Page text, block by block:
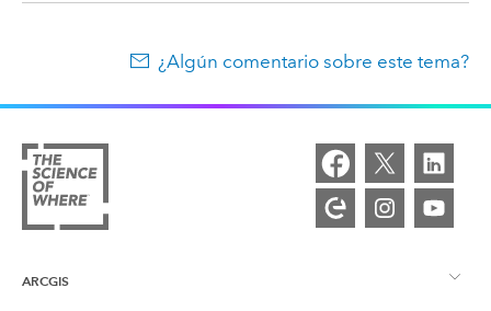
¿Algún comentario sobre este tema?
ARCGIS